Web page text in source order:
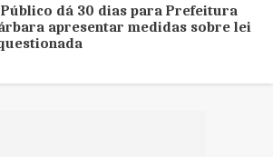
dá 30 dias para Prefeitura
apresentar medidas sobre lei